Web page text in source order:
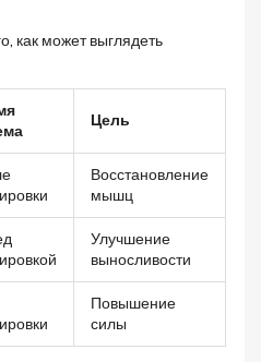
как может выглядеть
Цель
Восстановление
мышц
Улучшение
выносливости
Повышение
силы